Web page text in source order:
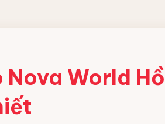
World Hồ